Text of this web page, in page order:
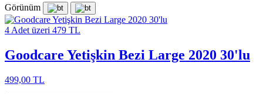
Görünüm
4 Adet üzeri 479 TL
Goodcare Yetişkin Bezi Large 2020 30'lu
499,00 TL